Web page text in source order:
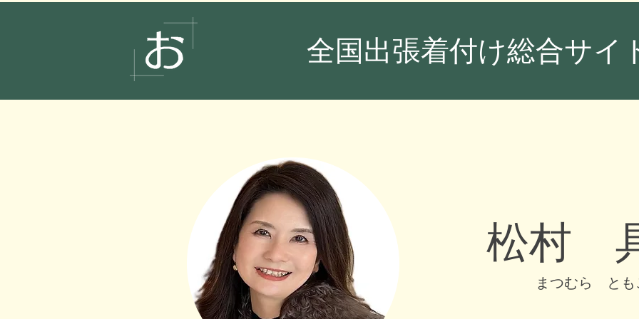
全国出張着付け総合サイ
松村
まつむら とも